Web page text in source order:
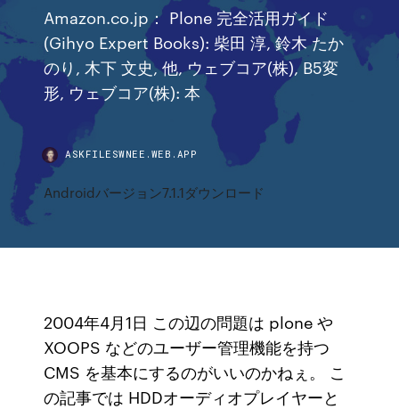
Amazon.co.jp： Plone 完全活用ガイド
(Gihyo Expert Books): 柴田 淳, 鈴木 たか
のり, 木下 文史, 他, ウェブコア(株), B5変
形, ウェブコア(株): 本
ASKFILESWNEE.WEB.APP
Androidバージョン7.1.1ダウンロード
2004年4月1日 この辺の問題は plone や
XOOPS などのユーザー管理機能を持つ
CMS を基本にするのがいいのかねぇ。 こ
の記事では HDDオーディオプレイヤーと